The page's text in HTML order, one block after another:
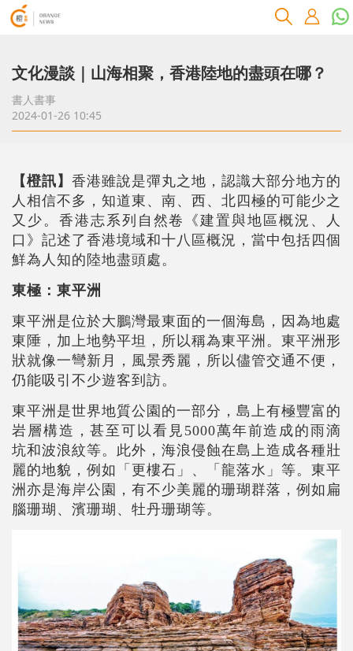
文化漫談｜山海相聚，香港陸地的盡頭在哪？
書人書事
2024-01-26 10:45
【橙訊】 香港雖說是彈丸之地，認識大部分地方的
人相信不多，知道東、南、西、北四極的可能少之
又少。香港志系列自然卷《建置與地區概況、人
口》記述了香港境域和十八區概況，當中包括四個
鮮為人知的陸地盡頭處。
東極：東平洲
東平洲是位於大鵬灣最東面的一個海島，因為地處
東陲，加上地勢平坦，所以稱為東平洲。東平洲形
狀就像一彎新月，風景秀麗，所以儘管交通不便，
仍能吸引不少遊客到訪。
東平洲是世界地質公園的一部分，島上有極豐富的
岩層構造，甚至可以看見5000萬年前造成的雨滴
坑和波浪紋等。此外，海浪侵蝕在島上造成各種壯
麗的地貌，例如「更樓石」、「龍落水」等。東平
洲亦是海岸公園，有不少美麗的珊瑚群落，例如扁
腦珊瑚、濱珊瑚、牡丹珊瑚等。